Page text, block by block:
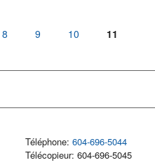
8 9 10 11
Téléphone: 604-696-5044
Télécopieur: 604-696-5045